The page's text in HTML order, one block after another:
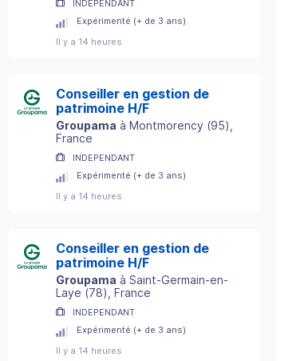
INDEPENDANT
Expérimenté (+ de 3 ans)
Il y a 14 heures
Conseiller en gestion de
patrimoine H/F
Groupama à Montmorency (95)
France
INDEPENDANT
Expérimenté (+ de 3 ans)
Il y a 14 heures
Conseiller en gestion de
patrimoine H/F
Groupama à Saint-Germain-en-
Laye (78) , France
INDEPENDANT
Expérimenté (+ de 3 ans)
Il y a 14 heures